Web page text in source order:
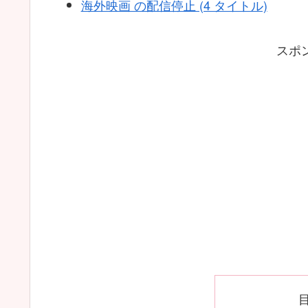
海外映画 の配信停止 (4 タイトル)
スポ